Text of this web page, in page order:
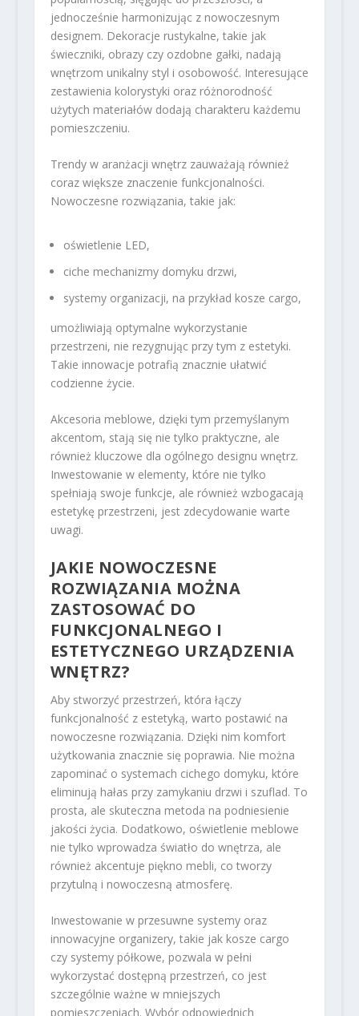
jednocześnie harmonizując z nowoczesnym
designem. Dekoracje rustykalne, takie jak
świeczniki, obrazy czy ozdobne gałki, nadają
wnętrzom unikalny styl i osobowość. Interesujące
zestawienia kolorystyki oraz różnorodność
użytych materiałów dodają charakteru każdemu
pomieszczeniu.
Trendy w aranżacji wnętrz zauważają również
coraz większe znaczenie funkcjonalności.
Nowoczesne rozwiązania, takie jak:
oświetlenie LED,
ciche mechanizmy domyku drzwi,
systemy organizacji, na przykład kosze cargo,
umożliwiają optymalne wykorzystanie
przestrzeni, nie rezygnując przy tym z estetyki.
Takie innowacje potrafią znacznie ułatwić
codzienne życie.
Akcesoria meblowe, dzięki tym przemyślanym
akcentom, stają się nie tylko praktyczne, ale
również kluczowe dla ogólnego designu wnętrz.
Inwestowanie w elementy, które nie tylko
spełniają swoje funkcje, ale również wzbogacają
estetykę przestrzeni, jest zdecydowanie warte
uwagi.
JAKIE NOWOCZESNE
ROZWIĄZANIA MOŻNA
ZASTOSOWAĆ DO
FUNKCJONALNEGO I
ESTETYCZNEGO URZĄDZENIA
WNĘTRZ?
Aby stworzyć przestrzeń, która łączy
funkcjonalność z estetyką, warto postawić na
nowoczesne rozwiązania. Dzięki nim komfort
użytkowania znacznie się poprawia. Nie można
zapominać o systemach cichego domyku, które
eliminują hałas przy zamykaniu drzwi i szuflad. To
prosta, ale skuteczna metoda na podniesienie
jakości życia. Dodatkowo, oświetlenie meblowe
nie tylko wprowadza światło do wnętrza, ale
również akcentuje piękno mebli, co tworzy
przytulną i nowoczesną atmosferę.
Inwestowanie w przesuwne systemy oraz
innowacyjne organizery, takie jak kosze cargo
czy systemy półkowe, pozwala w pełni
wykorzystać dostępną przestrzeń, co jest
szczególnie ważne w mniejszych
pomieszczeniach. Wybór odpowiednich